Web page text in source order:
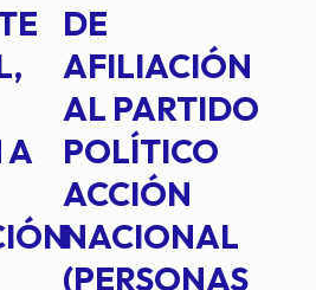
A
DE
AFILIACIÓN
AL PARTIDO
POLÍTICO
ACCIÓN
NACIONAL
(PERSONAS